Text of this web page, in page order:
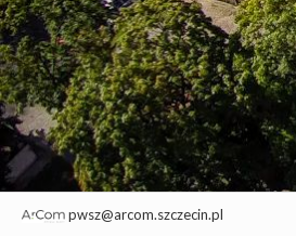
pwsz@arcom.szczecin.pl